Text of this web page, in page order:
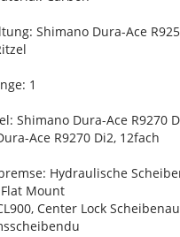
Shimano Dura-Ace
1
Shimano Dura-Ace R9270
Ace R9270 Di2, 12fach
Hydraulische
Mount
Center Lock